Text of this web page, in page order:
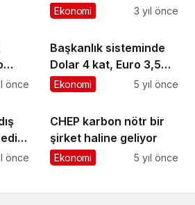
yılında 19 139 girişim
Ekonomi 3 yıl önce
önce
Başkanlık sisteminde
Dolar 4 kat, Euro 3,5
kat şahlandı
Ekonomi 5 yıl önce
önce
CHEP karbon nötr bir
şirket haline geliyor
Ekonomi 5 yıl önce